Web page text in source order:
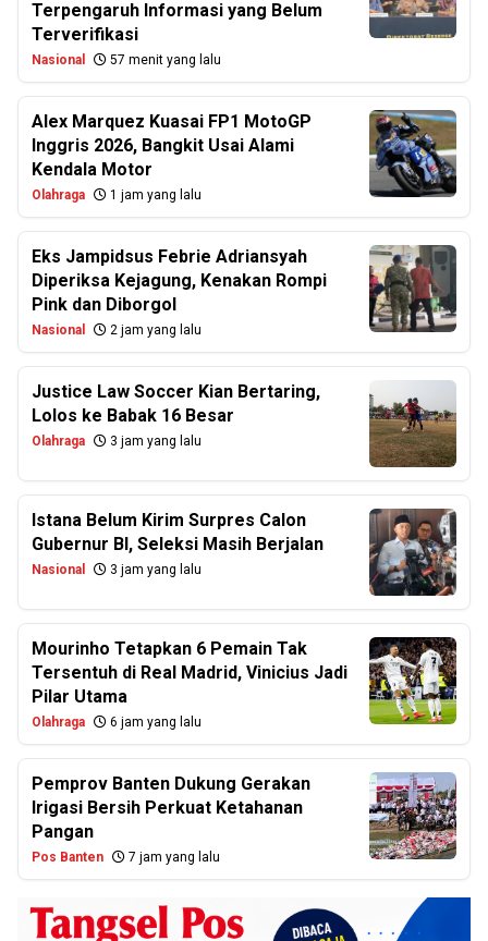
Terpengaruh Informasi yang Belum
Terverifikasi
Nasional 57 menit yang lalu
Alex Marquez Kuasai FP1 MotoGP
Inggris 2026, Bangkit Usai Alami
Kendala Motor
Olahraga 1 jam yang lalu
Eks Jampidsus Febrie Adriansyah
Diperiksa Kejagung, Kenakan Rompi
Pink dan Diborgol
Nasional 2 jam yang lalu
Justice Law Soccer Kian Bertaring,
Lolos ke Babak 16 Besar
Olahraga 3 jam yang lalu
Istana Belum Kirim Surpres Calon
Gubernur BI, Seleksi Masih Berjalan
Nasional 3 jam yang lalu
Mourinho Tetapkan 6 Pemain Tak
Tersentuh di Real Madrid, Vinicius Jadi
Pilar Utama
Olahraga 6 jam yang lalu
Pemprov Banten Dukung Gerakan
Irigasi Bersih Perkuat Ketahanan
Pangan
Pos Banten 7 jam yang lalu